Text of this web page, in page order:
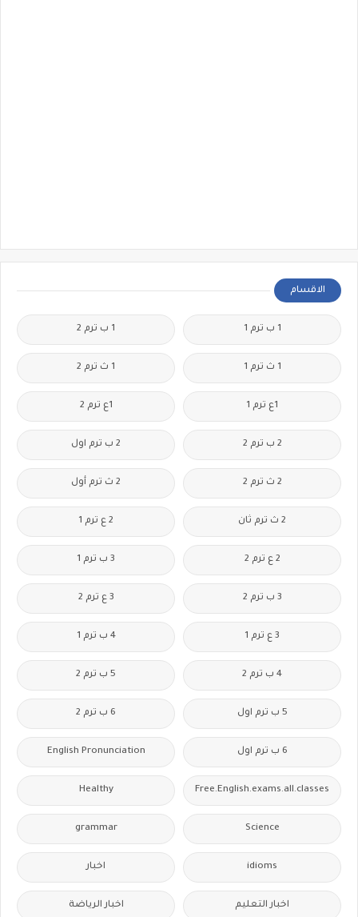
الاقسام
1 ب ترم 1 1 ب ترم 2
1 ث ترم 1 1 ث ترم 2
1ع ترم 1 1ع ترم 2
2 ب ترم 2 2 ب ترم اول
2 ث ترم 2 2 ث ترم أول
2 ث ترم ثان 2 ع ترم 1
2 ع ترم 2 3 ب ترم 1
3 ب ترم 2 3 ع ترم 2
3 ع ترم 1 4 ب ترم 1
4 ب ترم 2 5 ب ترم 2
5 ب ترم اول 6 ب ترم 2
6 ب ترم اول English Pronunciation
Free.English.exams.all.classes
Healthy
Science
grammar
idioms اخبار
اخبار التعليم اخبار الرياضة